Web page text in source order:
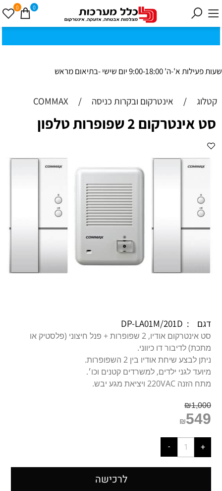
כ
ת
וב
ת
ינ
ו:ז
ב
וט
ינ
ס
קי1
8
0ב
נ
י ב
ר
ק
שעות פעילות א'-ה' 9:00-18:00 יום שישי -בתיאום מראש
0 0
קטלוג / אינטרקום ובקרות כניסה /
COMMAX
סט אינטרקום 2 שפופרות טלפון
דגם : DP-LA01M/201D
סט אינטרקום אודיו, 2 שפופרות + פנל חיצוני (פלסטיק או
מתכת) לדיבור דו כיווני.
ניתן לבצע שיחת אודיו בין 2 השפופרות.
מיועד לגני ילדים, למשרדים קטנים וכו׳.
מתח הזנה 220VAC ויציאת מגע יבש.
₪1,000
₪549
לרכישה